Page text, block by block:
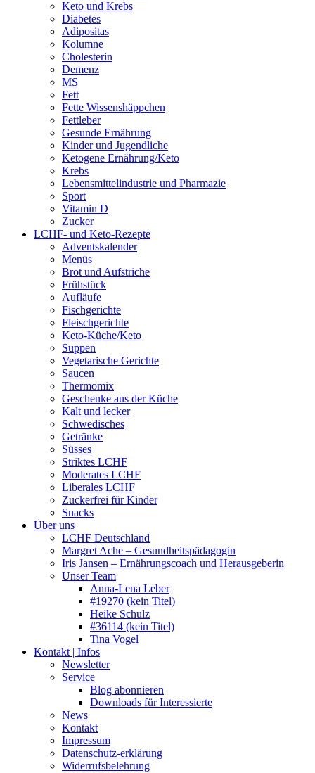
Keto und Krebs
Diabetes
Adipositas
Kolumne
Cholesterin
Demenz
MS
Fett
Fette Wissenshäppchen
Fettleber
Gesunde Ernährung
Kinder und Jugendliche
Ketogene Ernährung/Keto
Krebs
Lebensmittelindustrie und Pharmazie
Sport
Vitamin D
Zucker
LCHF- und Keto-Rezepte
Adventskalender
Menüs
Brot und Aufstriche
Frühstück
Aufläufe
Fischgerichte
Fleischgerichte
Keto-Küche/Keto
Suppen
Vegetarische Gerichte
Saucen
Thermomix
Geschenke aus der Küche
Kalt und lecker
Schwedisches
Getränke
Süsses
Striktes LCHF
Moderates LCHF
Liberales LCHF
Zuckerfrei für Kinder
Snacks
Über uns
LCHF Deutschland
Margret Ache – Gesundheitspädagogin
Iris Jansen – Ernährungscoach und Herausgeberin
Unser Team
Anna-Lena Leber
#19270 (kein Titel)
Heike Schulz
#36114 (kein Titel)
Tina Vogel
Kontakt | Infos
Newsletter
Service
Blog abonnieren
Downloads für Interessierte
News
Kontakt
Impressum
Datenschutz-erklärung
Widerrufsbelehrung